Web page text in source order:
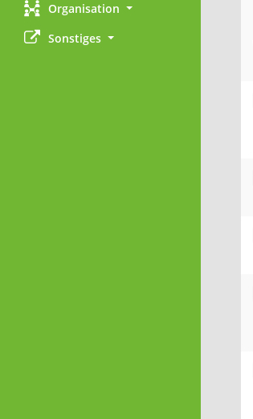
Organisation
Sonstiges